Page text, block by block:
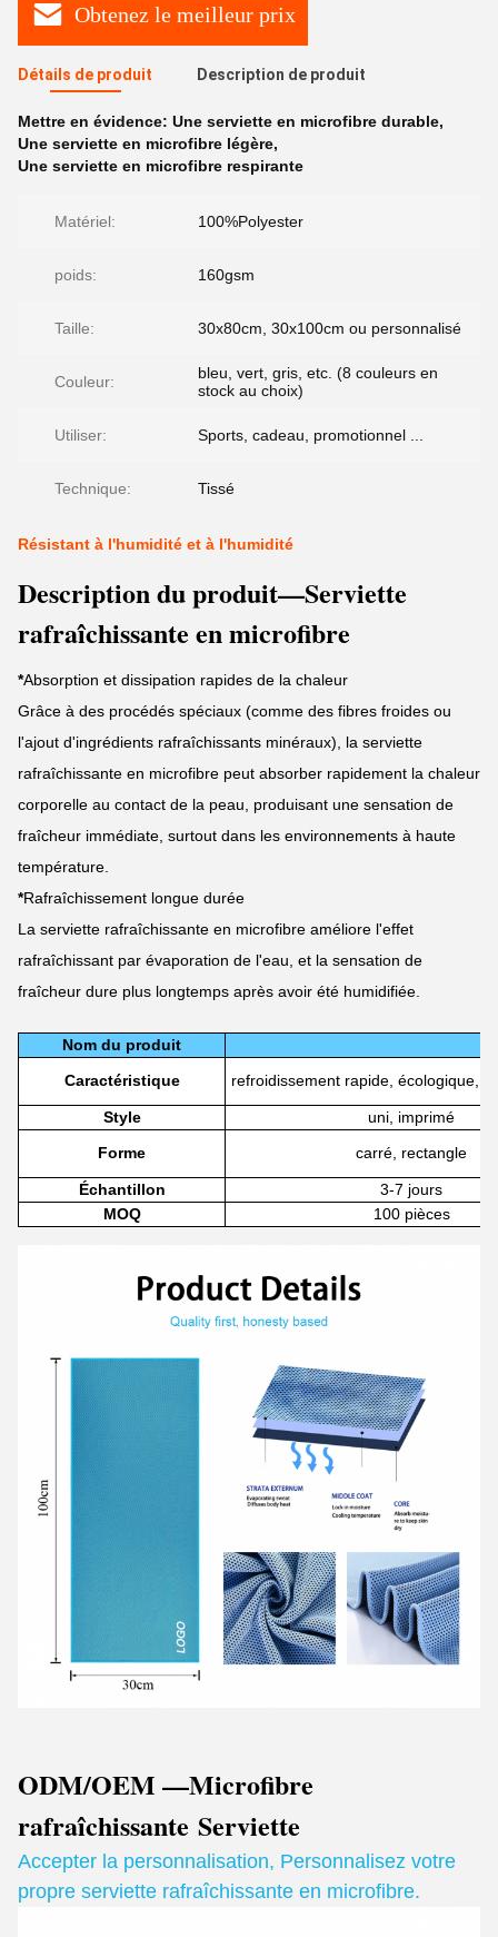
Obtenez le meilleur prix
Détails de produit Description de produit
Mettre en évidence: Une serviette en microfibre durable,
Une serviette en microfibre légère,
Une serviette en microfibre respirante
Matériel: 100%Polyester
poids: 160gsm
Taille: 30x80cm, 30x100cm ou personnalisé
Couleur:
bleu, vert, gris, etc. (8 couleurs en
stock au choix)
Utiliser: Sports, cadeau, promotionnel ...
Technique: Tissé
Résistant à l'humidité et à l'humidité
Description du produit—Serviette
rafraîchissante en microfibre
*Absorption et dissipation rapides de la chaleur
Grâce à des procédés spéciaux (comme des fibres froides ou
l'ajout d'ingrédients rafraîchissants minéraux), la serviette
rafraîchissante en microfibre peut absorber rapidement la chaleur
corporelle au contact de la peau, produisant une sensation de
fraîcheur immédiate, surtout dans les environnements à haute
température.
*Rafraîchissement longue durée
La serviette rafraîchissante en microfibre améliore l'effet
rafraîchissant par évaporation de l'eau, et la sensation de
fraîcheur dure plus longtemps après avoir été humidifiée.
Nom du produit
Caractéristique
refroidissement rapide, écologique,
Style
uni, imprimé
Forme
carré, rectangle
Échantillon
3-7 jours
MOQ
100 pièces
ODM/OEM —Microfibre
rafraîchissante Serviette
Accepter la personnalisation, Personnalisez votre
propre serviette rafraîchissante en microfibre.